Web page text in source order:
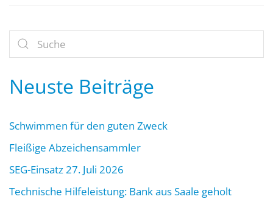
Neuste Beiträge
Schwimmen für den guten Zweck
Fleißige Abzeichensammler
SEG-Einsatz 27. Juli 2026
Technische Hilfeleistung: Bank aus Saale geholt